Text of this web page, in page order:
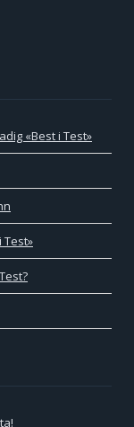
«Best i Test»
Test»